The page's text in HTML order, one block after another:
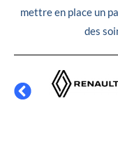
mettre en place un
des